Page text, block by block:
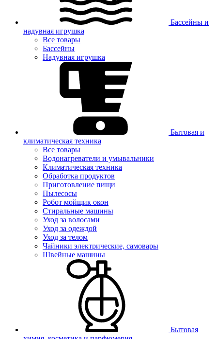
Бассейны и
надувная игрушка
Все товары
Бассейны
Надувная игрушка
Бытовая и
климатическая техника
Все товары
Водонагреватели и умывальники
Климатическая техника
Обработка продуктов
Приготовление пищи
Пылесосы
Робот мойщик окон
Стиральные машины
Уход за волосами
Уход за одеждой
Уход за телом
Чайники электрические, самовары
Швейные машины
Бытовая